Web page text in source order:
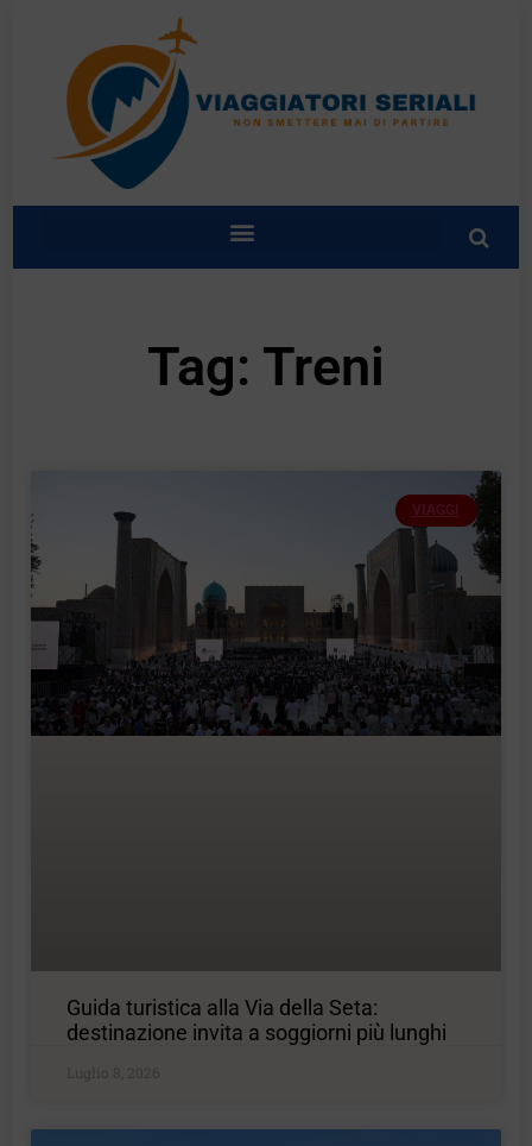
Tag: Treni
VIAGGI
Guida turistica alla Via della Seta:
destinazione invita a soggiorni più lunghi
Luglio 8, 2026